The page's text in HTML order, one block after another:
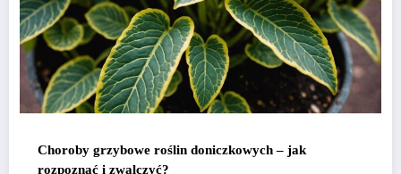
Choroby grzybowe roślin doniczkowych – jak
rozpoznać i zwalczyć?